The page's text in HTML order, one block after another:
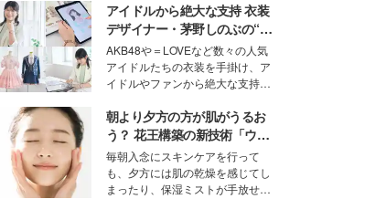
ションの完成度を高めるベースと
して、“髪そのものの美しさ”に改
めて注目する人が増えている様
子。今回は、そんな憧れの艶やか
な髪を日常で叶える、美容好きの
女性たちのヘアケア事情を紹介し
ます。
アイドルから絶大な支持 衣装
デザイナー・茅野しのぶの“可
愛い”を作る美学＜「シチズン
クロスシー」インタビュー＞
AKB48や＝LOVEなど数々の人気
アイドルたちの衣装を手掛け、ア
イドルやファンから絶大な支持を
取締役兼クリエイティブディレク
ター・茅野しのぶ。一人ひとりの
個性に寄り添い、魅力を引き出す
衣装作りは、多くの女性たちに勇
気と自信を与え続けている。
朝より夕方の方が肌がうるお
う？ 花王構築の新技術「ウォ
ーターキャプチャリングスキ
ン（捕水肌）」がスキンケア
の常識を変える予感
毎朝入念にスキンケアを行って
も、夕方には肌の乾燥を感じてし
まったり、保湿ミストが手放せな